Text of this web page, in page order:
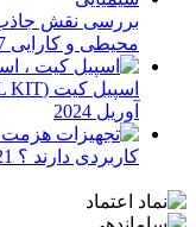
بررسی نقش جاذب
محیطی و کارایی 7
اسپیل کیت (SPILL KIT)چیست و چه کاربردی دارد ؟
آوریل 2024
کاربردی دارند ؟ 21